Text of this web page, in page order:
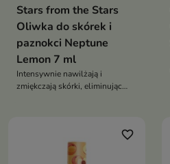
Stars from the Stars
Oliwka do skórek i
paznokci Neptune
Lemon 7 ml
Intensywnie nawilżają i
zmiękczają skórki, eliminując
favorite_border